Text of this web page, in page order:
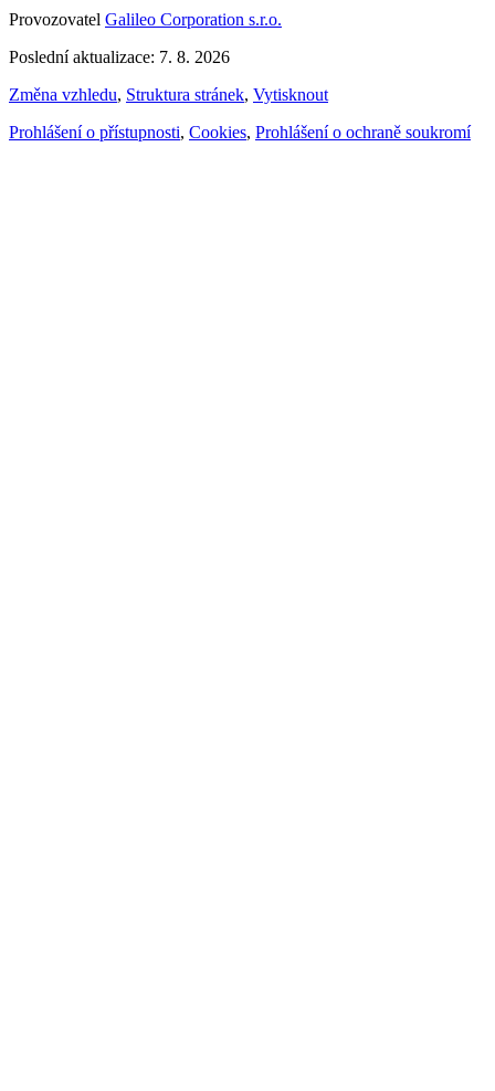
Provozovatel Galileo Corporation s.r.o.
Poslední aktualizace: 7. 8. 2026
Změna vzhledu, Struktura stránek, Vytisknout
Prohlášení o přístupnosti, Cookies, Prohlášení o ochraně soukromí